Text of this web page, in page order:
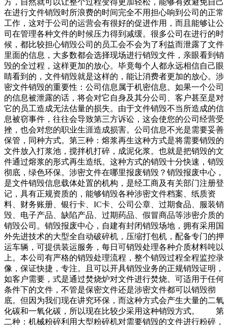
方，自然就可以让整个过程变得更加轻松，能够有效避免自己
在进行文件销毁时所浪费的时间完全不用担心响到公司的正常
工作，这对于公司的运营会有很好的促进作用，而且能够让公
司在管理各种文件的时候压力得到减缓。很多公司在进行的时
候，都比较担心销毁公司的员工会不会为了利益而泄露了文件
里面的信息，大多数都会选择现场进行销毁文件，亲眼看到销
毁的全过程，这样更加的放心。毕竟每个人都永远相信自己眼
睛看到的，文件销毁就是这样的，能让消费者更加的放心。涉
密文件销毁的重要性：公司信息属于机密信息。如果一个公司
的信息被泄露的话，将会对它自身及其分公司、客户甚至是对
它的员工造成无法估量的损失。由于文件销毁不当所造成的信
息被窃事件，往往会导致第三方诉讼，这会使您的公司经营受
挫，也会对您的职业生涯造成损害。公司信息不光是需要妥善
保管，同种方式。第三种：熔浆再生这种方式是将需要销毁的
文件放入打浆池，搅拌机打碎，成泥化浆。也就是把销毁的文
件通过熔浆的形式再生造纸。这种方式的销毁十分快速，销毁
彻底，绿色环保。涉密文件在哪里报废销毁？销毁报废中心，
是文件销毁信息载体处置的机构，是经工商及有关部门注册登
记，具有正规资质的，能够销毁各种涉密文件档案、纸质资
料、财务账册、银行卡、IC卡、公司公章、过期食品、服装销
毁、电子产品、缺陷产品、过期药品、假冒商品等涉密介质的
销毁公司。销毁报废中心，自建有封闭销毁场地，拥有采用国
外先进技术的大型全自动破碎机，压缩打包机，配备专门的押
运车辆，可提供装运服务，每日可销毁处理各种介质材料吨以
上。本公司有严格的销毁处理流程，整个销毁过程全程监控录
像，保证快捷，专注。且可以开具销毁业务的正规销毁证明，
如客户需要，式是通过焚烧炉对文件进行焚烧。可适用于任何
条件下的文件，不管是保密文件还是涉密文件都可以销毁彻
底。但因为我们现在讲究环保，而这种方式会产生大量的二氧
化碳和一氧化碳，所以现在比较少采用这种销毁方式。 第
二种：机械粉碎利用大型粉碎机对需要销毁的文件进行粉碎，